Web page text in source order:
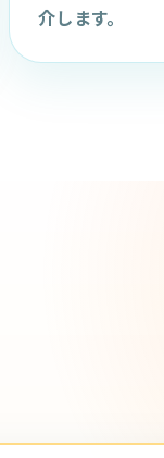
介します。